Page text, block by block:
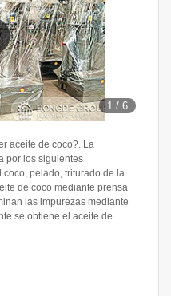
1 /6
aceite de coco?. La
por los siguientes
pelado, triturado de la
de coco mediante prensa
las impurezas mediante
se obtiene el aceite de